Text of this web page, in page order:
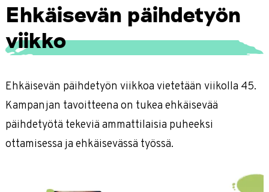
Tipaton tammikuu
Hakematta paras – ethän välitä alkoholia alaikäiselle!
Menneet kampanjat
Ehkäisevän päihdetyön
viikko
Ehkäisevän päihdetyön viikkoa vietetään viikolla 45.
Kampanjan tavoitteena on tukea ehkäisevää
päihdetyötä tekeviä ammattilaisia puheeksi
ottamisessa ja ehkäisevässä työssä.